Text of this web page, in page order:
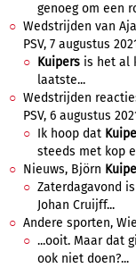
genoeg om een
Wedstrijden van
PSV, 7 augustus
Kuipers is het al
laatste...
Wedstrijden
PSV, 6 augustus
Ik hoop dat
steeds met kop
Nieuws, Björn
Zaterdagavond
Johan Cruijff...
Andere sporten,
...ooit. Maar dat
ook niet doen?...